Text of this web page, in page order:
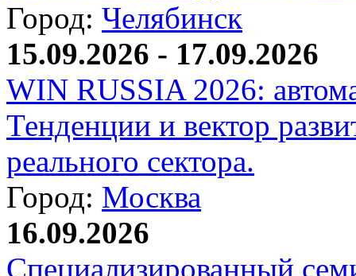
Город: Челябинск
15.09.2026 - 17.09.2026
WIN RUSSIA 2026:
Тенденции и вектор
реального сектора.
Город: Москва
16.09.2026
Специализированный